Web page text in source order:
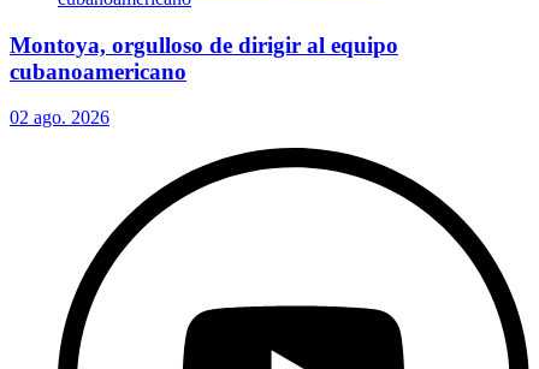
Montoya, orgulloso de dirigir al equipo
cubanoamericano
02 ago. 2026